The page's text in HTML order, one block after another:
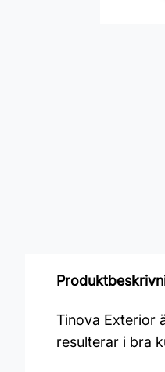
Tinova Exterior
resulterar i bra